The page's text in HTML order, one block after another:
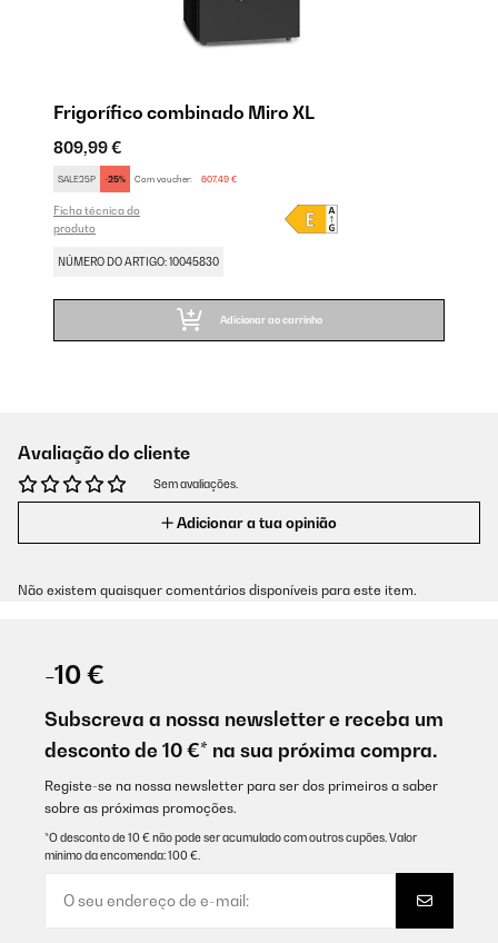
Frigorífico combinado Miro XL
809,99 €
SALE25P -25% Com voucher: 607,49 €
Ficha técnica do
produto
NÚMERO DO ARTIGO: 10045830
Adicionar ao carrinho
Avaliação do cliente
Sem avaliações.
Adicionar a tua opinião
Não existem quaisquer comentários disponíveis para este item.
-10 €
Subscreva a nossa newsletter e receba um
desconto de 10 €* na sua próxima compra.
Registe-se na nossa newsletter para ser dos primeiros a saber
sobre as próximas promoções.
*O desconto de 10 € não pode ser acumulado com outros cupões. Valor
mínimo da encomenda: 100 €.